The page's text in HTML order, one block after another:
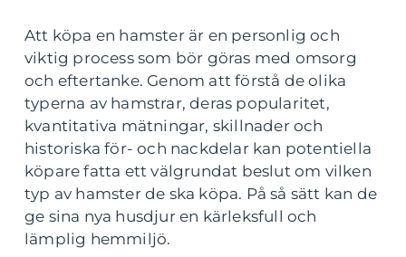
Att köpa en hamster är en personlig och
viktig process som bör göras med omsorg
och eftertanke. Genom att förstå de olika
typerna av hamstrar, deras popularitet,
kvantitativa mätningar, skillnader och
historiska för- och nackdelar kan potentiella
köpare fatta ett välgrundat beslut om vilken
typ av hamster de ska köpa. På så sätt kan de
ge sina nya husdjur en kärleksfull och
lämplig hemmiljö.